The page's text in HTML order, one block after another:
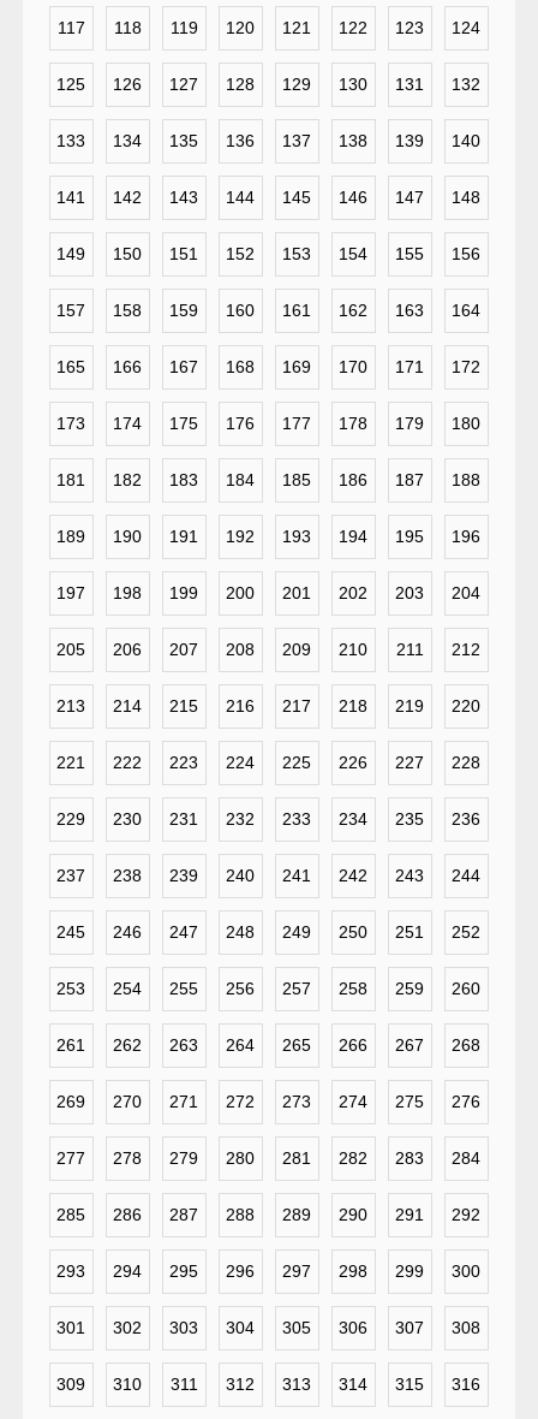
117 118 119 120 121 122 123 124
125 126 127 128 129 130 131 132
133 134 135 136 137 138 139 140
141 142 143 144 145 146 147 148
149 150 151 152 153 154 155 156
157 158 159 160 161 162 163 164
165 166 167 168 169 170 171 172
173 174 175 176 177 178 179 180
181 182 183 184 185 186 187 188
189 190 191 192 193 194 195 196
197 198 199 200 201 202 203 204
205 206 207 208 209 210 211 212
213 214 215 216 217 218 219 220
221 222 223 224 225 226 227 228
229 230 231 232 233 234 235 236
237 238 239 240 241 242 243 244
245 246 247 248 249 250 251 252
253 254 255 256 257 258 259 260
261 262 263 264 265 266 267 268
269 270 271 272 273 274 275 276
277 278 279 280 281 282 283 284
285 286 287 288 289 290 291 292
293 294 295 296 297 298 299 300
301 302 303 304 305 306 307 308
309 310 311 312 313 314 315 316